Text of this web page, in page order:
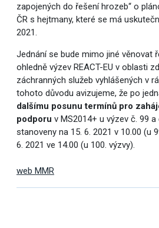
zapojených do řešení hrozeb“ o
ČR s hejtmany, které se má
2021.
Jednání se bude mimo jiné věnovat
ohledně výzev REACT-EU v oblasti
záchranných služeb vyhlášených v
tohoto důvodu avizujeme, že po
dalšímu posunu termínů pro
podporu v MS2014+ u výzev č. 99
stanoveny na 15. 6. 2021 v 10.00 (u
6. 2021 ve 14.00 (u 100. výzvy).
web MMR